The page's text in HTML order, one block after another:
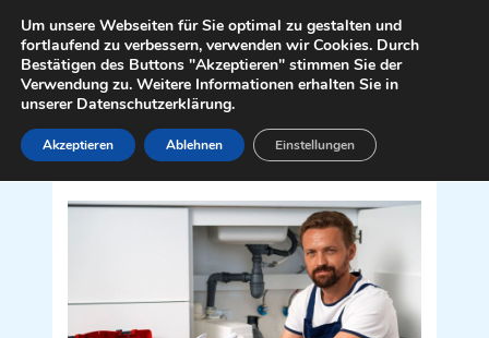
Inhalt
springen
Sanitär Installateur für Ansfelden
Um unsere Webseiten für Sie optimal zu gestalten und
fortlaufend zu verbessern, verwenden wir Cookies. Durch
Bestätigen des Buttons "Akzeptieren" stimmen Sie der
Verwendung zu. Weitere Informationen erhalten Sie in
unserer Datenschutzerklärung.
Akzeptieren Ablehnen Einstellungen